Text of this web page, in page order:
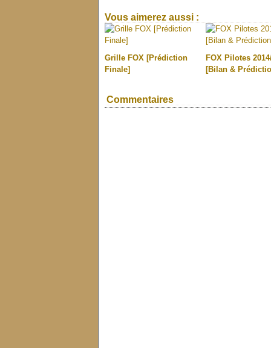
Vous aimerez aussi :
Grille FOX [Prédiction
Finale]
FOX Pilotes
[Bilan &
Commentaires